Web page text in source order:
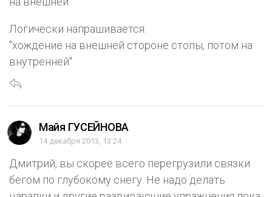
Логически напрашивается:
"хождение на внешней стороне стопы, потом на
внутренней"
Майя ГУСЕЙНОВА
14 декабря 2013, 13:24
Дмитрий, вы скорее всего перегрузили связки
бегом по глубокому снегу. Не надо делать